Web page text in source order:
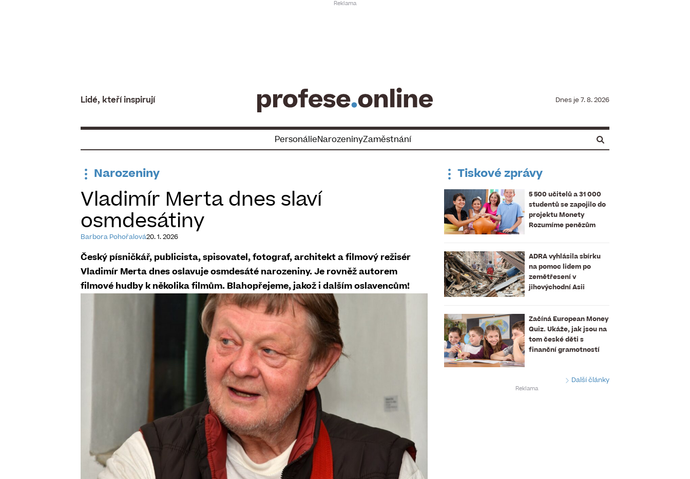
Lidé, kteří inspirují Dnes je 7. 8. 2026
PersonálieNarozeninyZaměstnání
Narozeniny
Vladimír Merta dnes slaví
osmdesátiny
Barbora Pohořalová20. 1. 2026
Český písničkář, publicista, spisovatel, fotograf, architekt a filmový režisér
Vladimír Merta dnes oslavuje osmdesáté narozeniny. Je rovněž autorem
filmové hudby k několika filmům. Blahopřejeme, jakož i dalším oslavencům!
Tiskové zprávy
5 500 učitelů a 31 000
studentů se zapojilo do
projektu Monety
Rozumíme penězům
ADRA vyhlásila sbírku
na pomoc lidem po
zemětřesení v
jihovýchodní Asii
Začíná European Money
Quiz. Ukáže, jak jsou na
tom české děti s
finanční gramotností
Další články